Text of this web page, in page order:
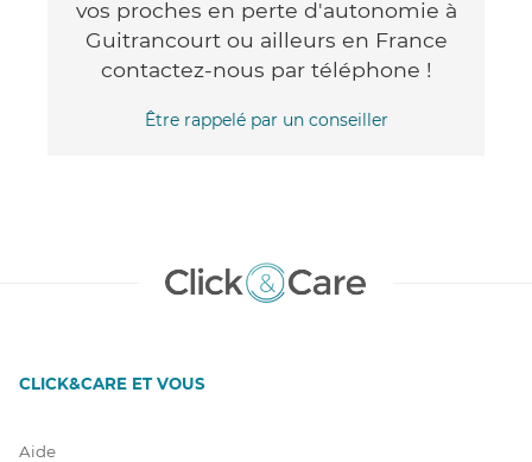
vos proches en perte d'autonomie à
Guitrancourt ou ailleurs en France
contactez-nous par téléphone !
Être rappelé par un conseiller
CLICK&CARE ET VOUS
Aide